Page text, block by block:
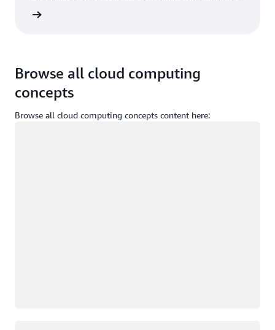
Browse all cloud computing
concepts
Browse all cloud computing concepts content here: